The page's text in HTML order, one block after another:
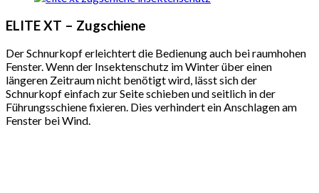
ELITE XT – Zugschiene
Der Schnurkopf erleichtert die Bedienung auch bei raumhohen
Fenster. Wenn der Insektenschutz im Winter über einen
längeren Zeitraum nicht benötigt wird, lässt sich der
Schnurkopf einfach zur Seite schieben und seitlich in der
Führungsschiene fixieren. Dies verhindert ein Anschlagen am
Fenster bei Wind.